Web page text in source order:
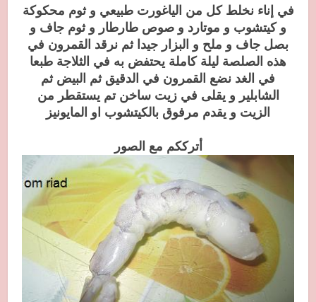
في إناء نخلط كل من الياغورت طبيعي و ثوم محكوكة
و كيتشوب و موتارد و صوص طارطار و ثوم جاف و
بصل جاف و ملح و البزار جيدا ثم نرقد القمرون في
هذه الصلصة ليلة كاملة يحتفض به في الثلاجة طبعا
في الغد نضع القمرون في الدقيق ثم البيض ثم
الشابلير و يقلى في زيت ساخن تم يستقطر من
الزيت و يقدم مرفوق بالكيتشوب او المايونيز
أترككم مع الصور